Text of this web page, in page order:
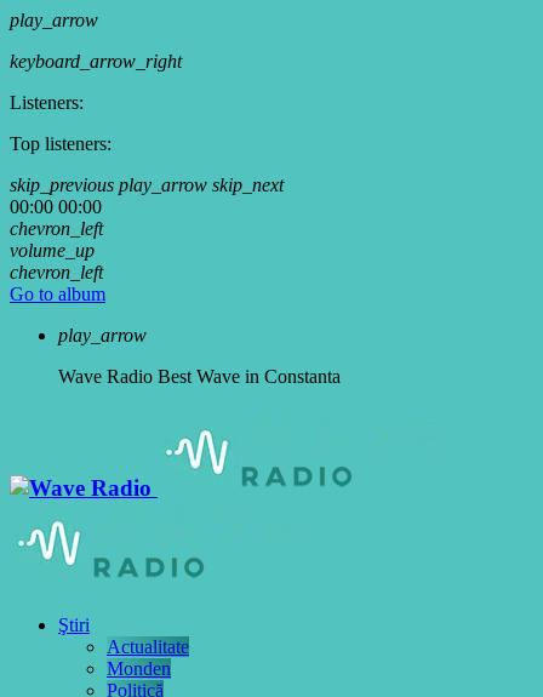
play_arrow
keyboard_arrow_right
Listeners:
Top listeners:
skip_previous play_arrow skip_next
00:00 00:00
chevron_left
volume_up
chevron_left
Go to album
play_arrow
Wave Radio Best Wave in Constanta
Ştiri
Actualitate
Monden
Politică